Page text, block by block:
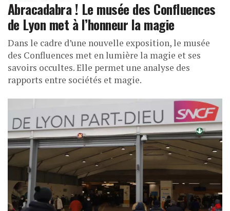
Abracadabra ! Le musée des Confluences
de Lyon met à l’honneur la magie
Dans le cadre d’une nouvelle exposition, le musée
des Confluences met en lumière la magie et ses
savoirs occultes. Elle permet une analyse des
rapports entre sociétés et magie.